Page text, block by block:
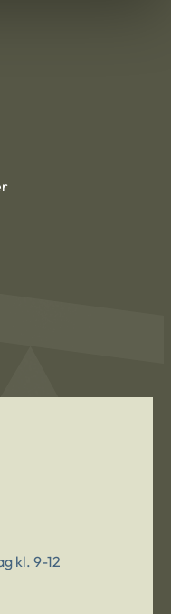
kl. 9-12